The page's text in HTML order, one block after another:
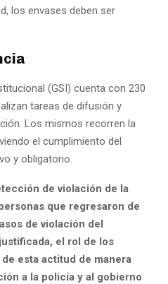
los envases deben ser
(GSI) cuenta con 230
tareas de difusión y
Los mismos recorren la
el cumplimiento del
y obligatorio.
de violación de la
que regresaron de
de violación del
el rol de los
esta actitud de manera
a la policía y al gobierno